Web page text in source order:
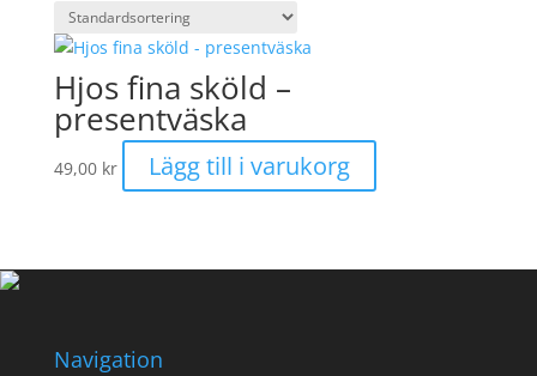
Hjos fina sköld –
presentväska
49,00 kr Lägg till i varukorg
Navigation